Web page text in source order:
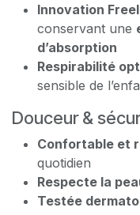
Innovation
conservant une
d’absorption
Respirabilité
sensible de
Douceur &
Confortable et
quotidien
Respecte la
Testée